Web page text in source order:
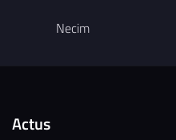
Necim
Actus